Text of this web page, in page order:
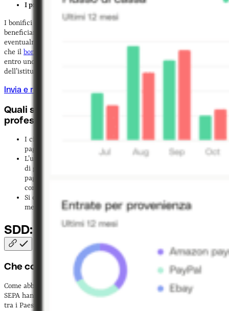
I prelievi SEPA
I bonifici ordinari SEPA vengono eseguiti inserendo il nome del
beneficiario, l’IBAN (Numero di conto bancario internazionale) e
eventualmente il
che il bonifico
viene programmato, il beneficiario riceverà l’importo
entro uno o due giorni lavorativi previa autorizzazione da parte
dell’istituto bancario. Proprio come nel caso di un bonifico nazionale.
Invia e ricevi bonifici SEPA istantanei
Quali sono i principali vantaggi della SEPA per i
professionisti e le imprese?
I cittadini e le imprese dell’Unione Europea possono effettuare
pagamenti in Euro in maniera
semplice, veloce e sicura
L’utilizzo di
standard a livello europeopermette alle imprese
di gestire con maggiore efficienza le procedure di incasso e
pagamento, la rendicontazione e la riconciliazione dei flussi
contabili e commerciali.
Si creano
maggiori opportunità
di apertura per le imprese sui
mercati stranieri
SDD: Sepa DirectDebit
Che cos’è il Sepa Direct Debit?
Come abbiamo visto, i vantaggi dell’Eurozona e della convenzione
SEPA hanno consentito una semplificazione dei metodi di pagamento
tra i Paesi.